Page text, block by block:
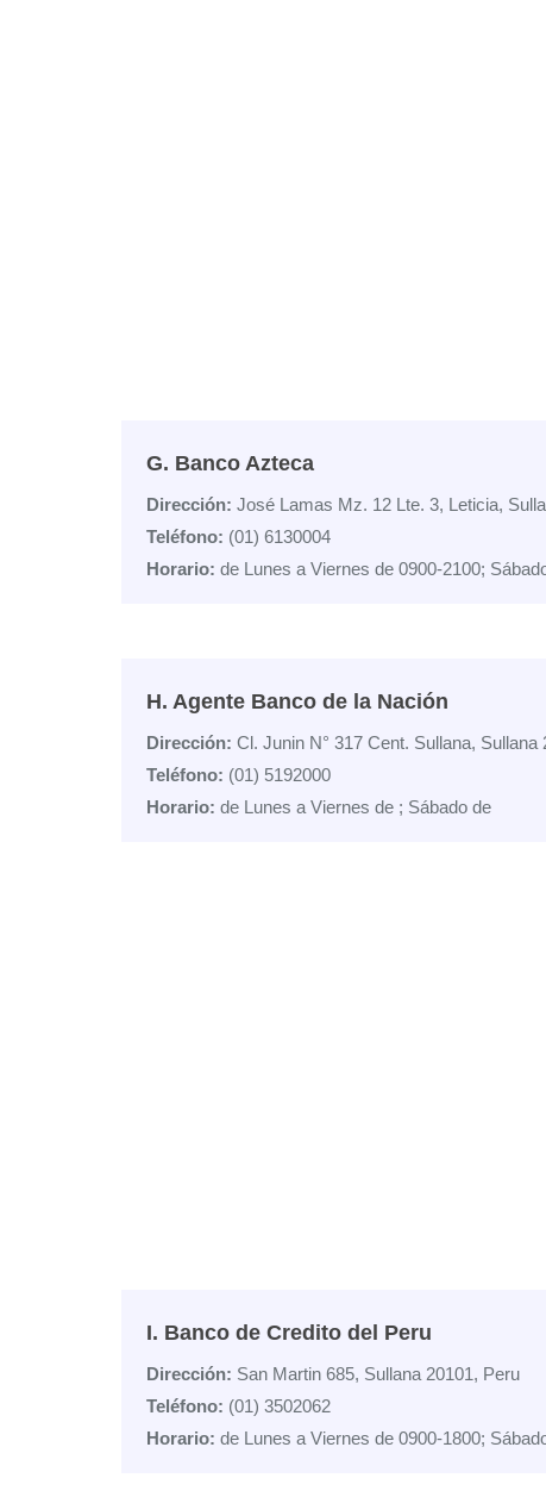
G. Banco Azteca
Dirección: José Lamas Mz. 12 Lte. 3, Leticia,
Teléfono: (01) 6130004
Horario: de Lunes a Viernes de 0900-2100;
H. Agente Banco de la Nación
Dirección: Cl. Junin N° 317 Cent. Sullana, Sullana
Teléfono: (01) 5192000
Horario: de Lunes a Viernes de ; Sábado de
I. Banco de Credito del Peru
Dirección: San Martin 685, Sullana 20101, Peru
Teléfono: (01) 3502062
Horario: de Lunes a Viernes de 0900-1800;